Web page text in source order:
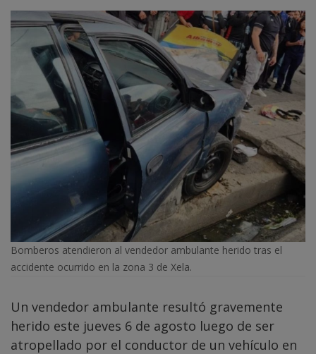
Bomberos atendieron al vendedor ambulante herido tras el
accidente ocurrido en la zona 3 de Xela.
Un vendedor ambulante resultó gravemente
herido este jueves 6 de agosto luego de ser
atropellado por el conductor de un vehículo en